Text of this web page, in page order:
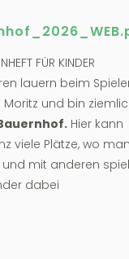
FÜR KINDER
lauern beim
Moritz und bin
Hier kann
viele Plätze, wo
mit anderen
dabei